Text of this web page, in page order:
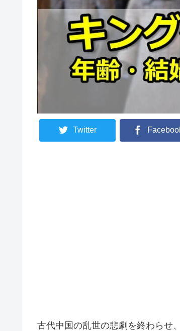
Twitter
古代中国の乱世の悲劇を終わらせ